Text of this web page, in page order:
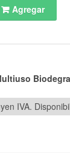
Agregar
IVA.